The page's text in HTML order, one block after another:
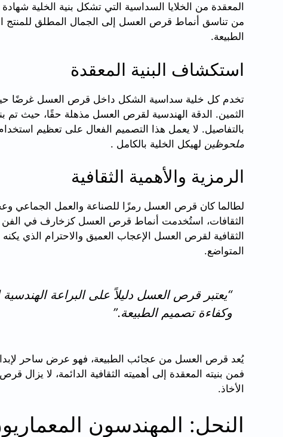
المعقدة من الخلايا السداسية التي تشكل بنية الخلية
من تناسق أنماط قرص العسل إلى الجمال المطلق للمنتج
الطبيعة.
استكشاف البنية المعقدة
تخدم كل خلية سداسية الشكل داخل قرص العسل غرضًا
الثمين. الدقة الهندسية لقرص العسل مذهلة حقًا، حيث تم
بالتفاصيل. لا يعمل هذا التصميم الفعال على تعظيم
ملحوظين لهيكل الخلية بالكامل .
الرمزية والأهمية الثقافية
لطالما كان قرص العسل رمزًا للصناعة والعمل الجماعي
الثقافات، استُخدمت أنماط قرص العسل كزخارف في الفن
الثقافية لقرص العسل الإعجاب العميق والاحترام الذي
المتواضع.
“يعتبر قرص العسل دليلاً على البراعة
وكفاءة تصميم الطبيعة.”
يُعد قرص العسل من عجائب الطبيعة، فهو عرض ساحر لإبداع
فمن بنيته المعقدة إلى أهميته الثقافية الدائمة، لا يزال
الأخاذ.
النحل: المهندسون